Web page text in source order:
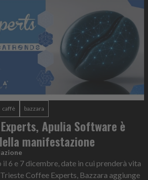
caffè bazzara
Apulia Software è
manifestazione
6 e 7 dicembre, date in cui prenderà vita
Coffee Experts, Bazzara aggiunge